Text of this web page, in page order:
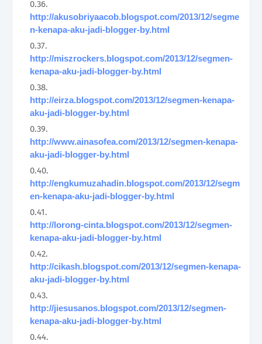
http://akusobriyaacob.blogspot.com/2013/12/segme
n-kenapa-aku-jadi-blogger-by.html
http://miszrockers.blogspot.com/2013/12/segmen-
kenapa-aku-jadi-blogger-by.html
http://eirza.blogspot.com/2013/12/segmen-kenapa-
aku-jadi-blogger-by.html
http://www.ainasofea.com/2013/12/segmen-kenapa-
aku-jadi-blogger-by.html
http://engkumuzahadin.blogspot.com/2013/12/segm
en-kenapa-aku-jadi-blogger-by.html
http://lorong-cinta.blogspot.com/2013/12/segmen-
kenapa-aku-jadi-blogger-by.html
http://cikash.blogspot.com/2013/12/segmen-kenapa-
aku-jadi-blogger-by.html
http://jiesusanos.blogspot.com/2013/12/segmen-
kenapa-aku-jadi-blogger-by.html